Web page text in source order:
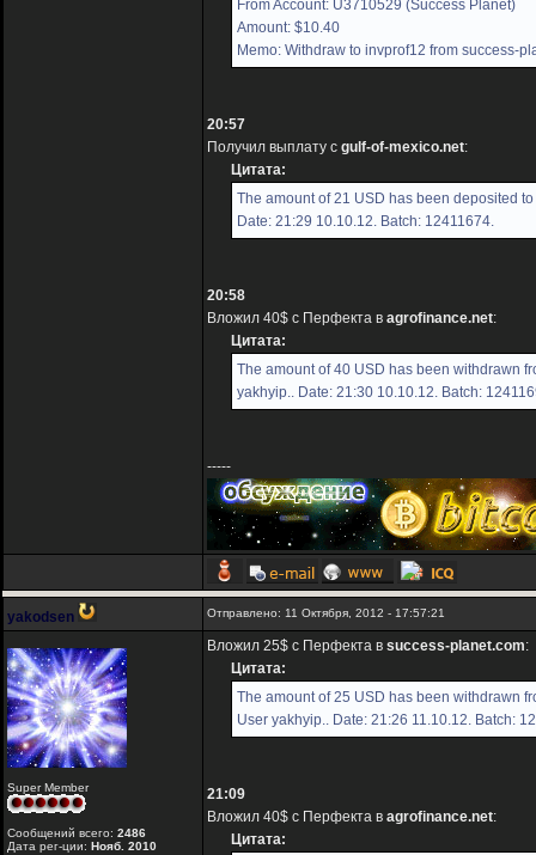
From Account: U3710529 (Success Planet)
Amount: $10.40
Memo: Withdraw to invprof12 from success-
20:57
Получил выплату с gulf-of-mexico.net:
Цитата:
The amount of 21 USD has been deposited
Date: 21:29 10.10.12. Batch: 12411674.
20:58
Вложил 40$ с Перфекта в agrofinance.net:
Цитата:
The amount of 40 USD has been withdrawn
yakhyip.. Date: 21:30 10.10.12. Batch:
-----
yakodsen Отправлено: 11 Октября, 2012 - 17:57:21
Super Member
Сообщений всего: 2486
Дата рег-ции: Нояб. 2010
Вложил 25$ с Перфекта в success-planet.com:
Цитата:
The amount of 25 USD has been withdrawn
User yakhyip.. Date: 21:26 11.10.12. Batch:
21:09
Вложил 40$ с Перфекта в agrofinance.net:
Цитата: